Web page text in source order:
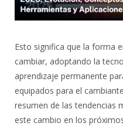
Esto significa que la forma
cambiar, adoptando la
aprendizaje permanente
equipados para el
resumen de las tendencias
este cambio en los